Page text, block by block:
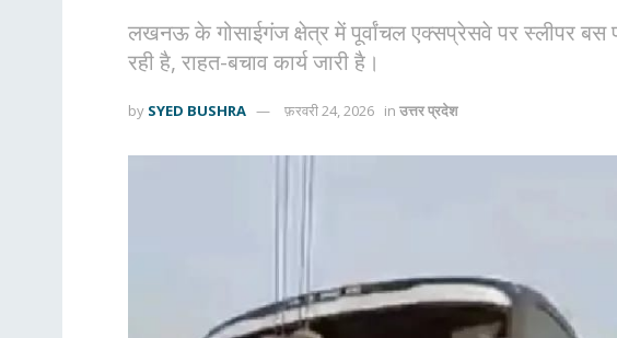
लखनऊ के गोसाईगंज क्षेत्र में पूर्वांचल एक्सप्रेसवे पर स्लीपर
रही है, राहत-बचाव कार्य जारी है।
by SYED BUSHRA फ़रवरी 24, 2026 in उत्तर प्रदेश